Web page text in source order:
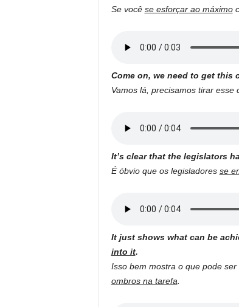
Se você se esforçar ao máximo
Come on, we need to get this
Vamos lá, precisamos tirar esse
It’s clear that the legislators
É óbvio que os legisladores se
It just shows what can be
into it.
Isso bem mostra o que pode
ombros na tarefa